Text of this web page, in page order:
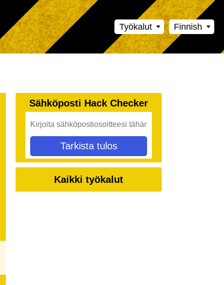
Työkalut Finnish
Sähköposti Hack Checker
Tarkista tulos
Kaikki työkalut